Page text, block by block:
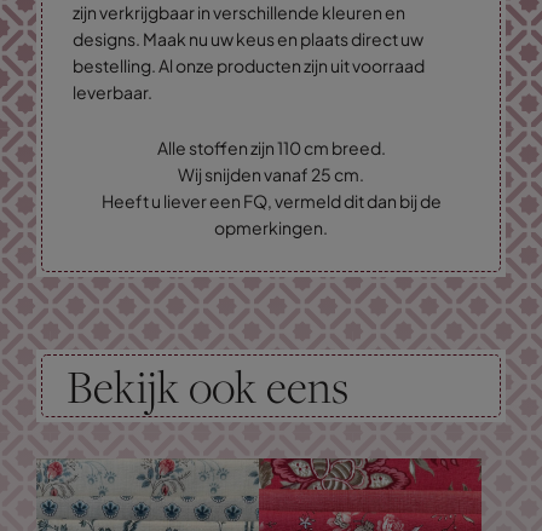
zijn verkrijgbaar in verschillende kleuren en
designs. Maak nu uw keus en plaats direct uw
bestelling. Al onze producten zijn uit voorraad
leverbaar.
Alle stoffen zijn 110 cm breed.
Wij snijden vanaf 25 cm.
Heeft u liever een FQ, vermeld dit dan bij de
opmerkingen.
Bekijk ook eens